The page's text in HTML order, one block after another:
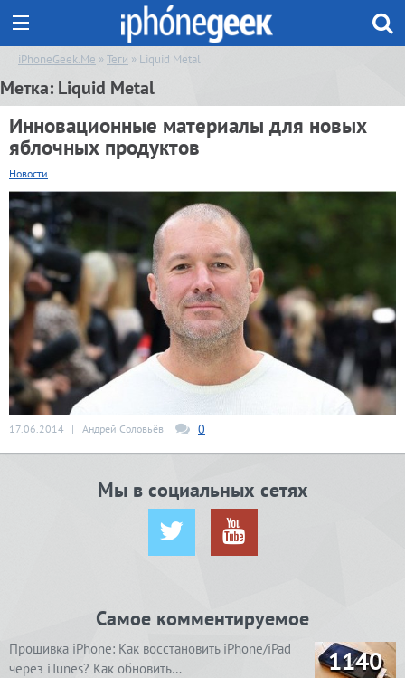
iPhoneGeek.Me »Теги » Liquid Metal
Метка: Liquid Metal
Инновационные материалы для новых
яблочных продуктов
Новости
17.06.2014 | Андрей Соловьёв 0
Мы в социальных сетях
Самое комментируемое
Прошивка iPhone: Как восстановить iPhone/iPad
через iTunes? Как обновить…
1140